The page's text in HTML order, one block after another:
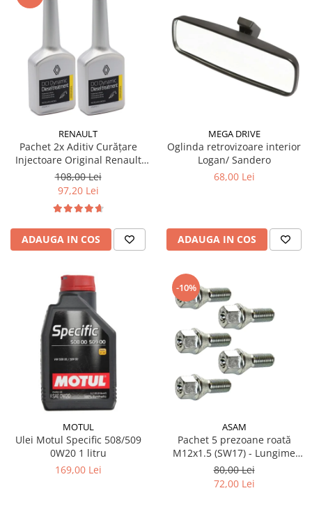
RENAULT
Pachet 2x Aditiv Curățare
Injectoare Original Renault
DCI Dynamic, 250ml
108,00 Lei
97,20 Lei
ADAUGA IN COS
MEGA DRIVE
Oglinda retrovizoare interior
Logan/ Sandero
68,00 Lei
ADAUGA IN COS
MOTUL
Ulei Motul Specific 508/509
0W20 1 litru
169,00 Lei
-10%
ASAM
Pachet 5 prezoane roată
M12x1.5 (SW17) - Lungime
47.5 mm, pentru jantă aliaj și
oțel
80,00 Lei
72,00 Lei